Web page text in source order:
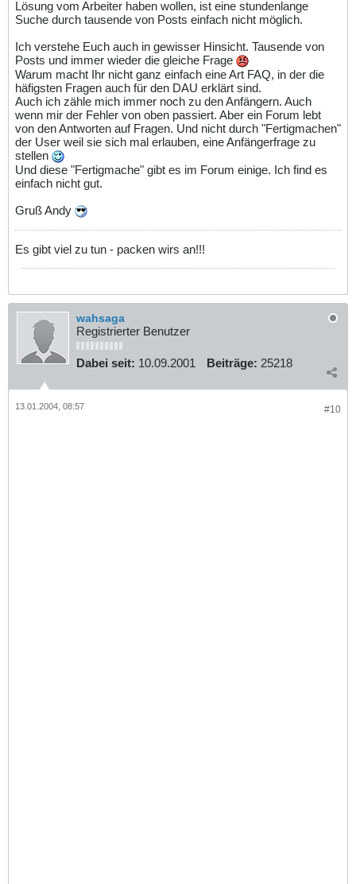
Lösung vom Arbeiter haben wollen, ist eine stundenlange
Suche durch tausende von Posts einfach nicht möglich.
Ich verstehe Euch auch in gewisser Hinsicht. Tausende von
Posts und immer wieder die gleiche Frage
Warum macht Ihr nicht ganz einfach eine Art FAQ, in der die
häfigsten Fragen auch für den DAU erklärt sind.
Auch ich zähle mich immer noch zu den Anfängern. Auch
wenn mir der Fehler von oben passiert. Aber ein Forum lebt
von den Antworten auf Fragen. Und nicht durch "Fertigmachen"
der User weil sie sich mal erlauben, eine Anfängerfrage zu
stellen
Und diese "Fertigmache" gibt es im Forum einige. Ich find es
einfach nicht gut.
Gruß Andy
Es gibt viel zu tun - packen wirs an!!!
wahsaga
Registrierter Benutzer
Dabei seit: 10.09.2001 Beiträge: 25218
#10
13.01.2004, 08:57